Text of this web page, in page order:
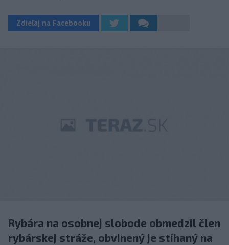
Zdieľaj na Facebooku
Rybára na osobnej slobode obmedzil člen
rybárskej stráže, obvinený je stíhaný na